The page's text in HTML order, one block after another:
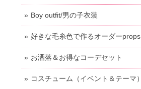
Boy outfit/男の子衣装
好きな毛糸色で作るオーダーprops
お洒落＆お得なコーデセット
コスチューム（イベント＆テーマ）